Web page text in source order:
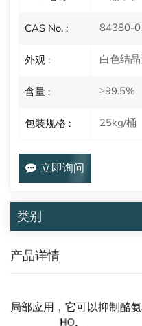
CAS No. : 84380-
外观 : 白色结
含量 : ≥99.5%
包装规格 : 25kg/桶
立即询问
类别
产品详情
局部应用，它可以抑制酪